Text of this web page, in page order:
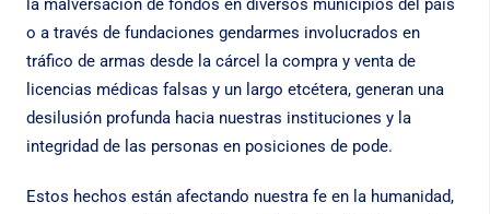
la malversación de fondos en diversos municipios del país
o a través de fundaciones gendarmes involucrados en
tráfico de armas desde la cárcel la compra y venta de
licencias médicas falsas y un largo etcétera, generan una
desilusión profunda hacia nuestras instituciones y la
integridad de las personas en posiciones de pode.
Estos hechos están afectando nuestra fe en la humanidad,